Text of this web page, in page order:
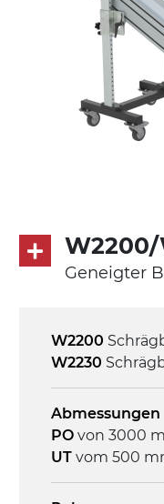
Förderfläche
mit Gliedern
Antrieb
direkt, Zug
phasiger
4,6 m/Minute
On/Off, E-
W2200/
Geneigter
W2200
W2230
Abmessungen
PO von 3000
UT vom 500